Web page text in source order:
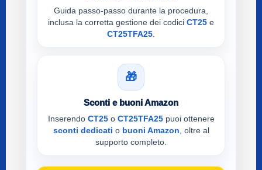
Guida passo-passo durante la procedura,
inclusa la corretta gestione dei codici CT25 e
CT25TFA25.
🎁
Sconti e buoni Amazon
Inserendo CT25o CT25TFA25puoi ottenere
sconti dedicati o buoni Amazon, oltre al
supporto completo.